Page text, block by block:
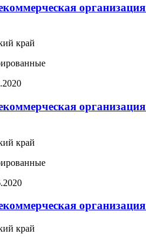
край
край
край